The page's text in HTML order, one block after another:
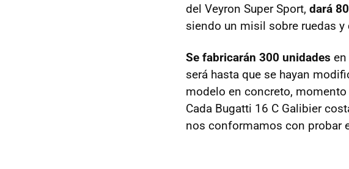
del Veyron Super Sport, dará
siendo un misil sobre ruedas y
Se fabricarán 300 unidades
será hasta que se hayan
modelo en concreto, momento
Cada Bugatti 16 C Galibier
nos conformamos con probar